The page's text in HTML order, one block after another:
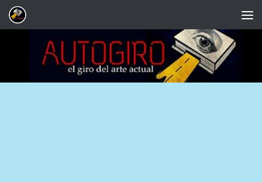
Saltar al contenido